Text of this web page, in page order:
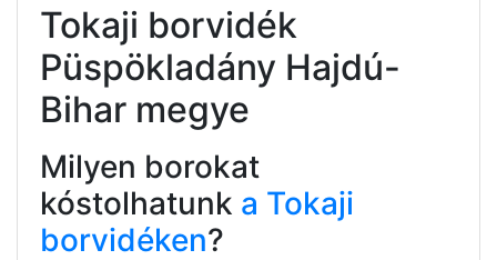
Tokaji borvidék
Püspökladány Hajdú-
Bihar megye
Milyen borokat
kóstolhatunk a Tokaji
borvidéken?